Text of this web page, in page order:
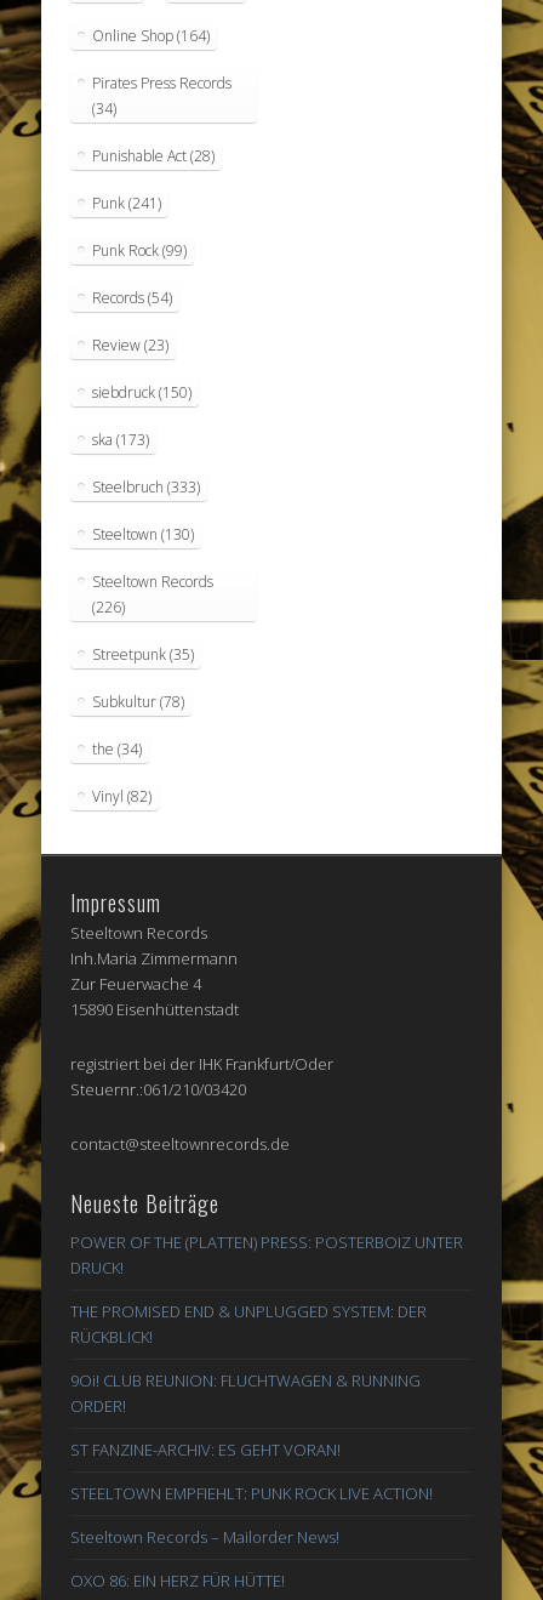
Online Shop(164)
Pirates Press Records
(34)
Punishable Act(28)
Punk(241)
Punk Rock(99)
Records(54)
Review(23)
siebdruck(150)
ska (173)
Steelbruch (333)
Steeltown (130)
Steeltown Records
(226)
Streetpunk(35)
Subkultur(78)
the (34)
Vinyl (82)
Impressum
Steeltown Records
Inh.Maria Zimmermann
Zur Feuerwache 4
15890 Eisenhüttenstadt
registriert bei der IHK Frankfurt/Oder
Steuernr.:061/210/03420
contact@steeltownrecords.de
Neueste Beiträge
POWER OF THE (PLATTEN) PRESS: POSTERBOIZ UNTER
DRUCK!
THE PROMISED END & UNPLUGGED SYSTEM: DER
RÜCKBLICK!
9Oi! CLUB REUNION: FLUCHTWAGEN & RUNNING
ORDER!
ST FANZINE-ARCHIV: ES GEHT VORAN!
STEELTOWN EMPFIEHLT: PUNK ROCK LIVE ACTION!
Steeltown Records – Mailorder News!
OXO 86: EIN HERZ FÜR HÜTTE!